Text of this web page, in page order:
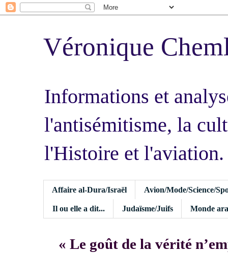
Véronique
Informations et
l'antisémitisme, la
l'Histoire et l'aviation.
Affaire al-Dura/Israël Avion/Mode/Science/
Il ou elle a dit... Judaïsme/Juifs Monde
« Le goût de la vérité